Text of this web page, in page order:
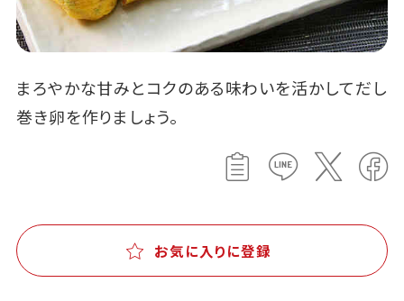
まろやかな甘みとコクのある味わいを活かしてだし
巻き卵を作りましょう。
お気に入りに登録